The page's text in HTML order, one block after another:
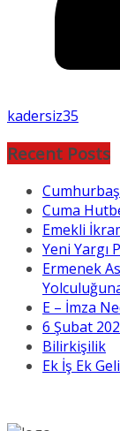
kadersiz35
Recent Posts
Cuma
Emekli
Yeni Yargı
Ermenek
E – İmza
6 Şubat
Bilirkişilik
Ek İş Ek